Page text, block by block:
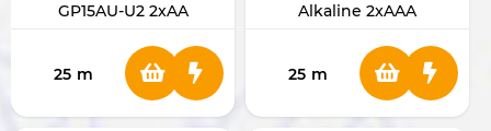
GP15AU-U2 2xAA
25 m
Alkaline 2xAAA
25 m